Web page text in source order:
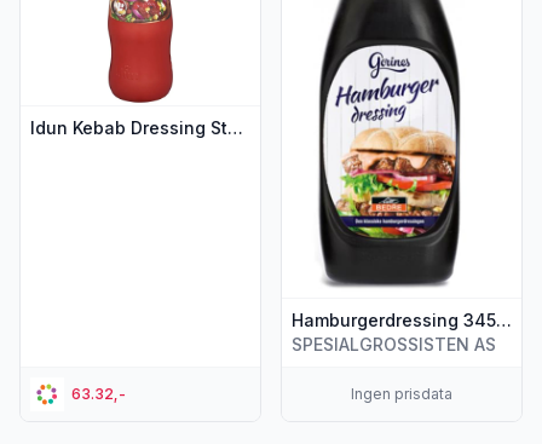
Idun Kebab Dressing Sterk 890g
63.32,-
Hamburgerdressing 345ml Gorines
SPESIALGROSSISTEN AS
Ingen prisdata